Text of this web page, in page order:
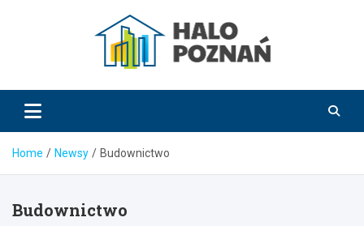
HaloPoznań.pl
Home Newsy Budownictwo
Budownictwo